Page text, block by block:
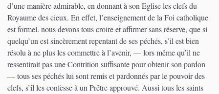
d’une manière admirable, en donnant à son Eglise les clefs du
Royaume des cieux. En effet, l’enseignement de la Foi catholique
est formel. nous devons tous croire et affirmer sans réserve, que si
quelqu’un est sincèrement repentant de ses péchés, s’il est bien
résolu à ne plus les commettre à l’avenir, — lors même qu’il ne
ressentirait pas une Contrition suffisante pour obtenir son pardon
— tous ses péchés lui sont remis et pardonnés par le pouvoir des
clefs, s’il les confesse à un Prêtre approuvé. Aussi tous les saints